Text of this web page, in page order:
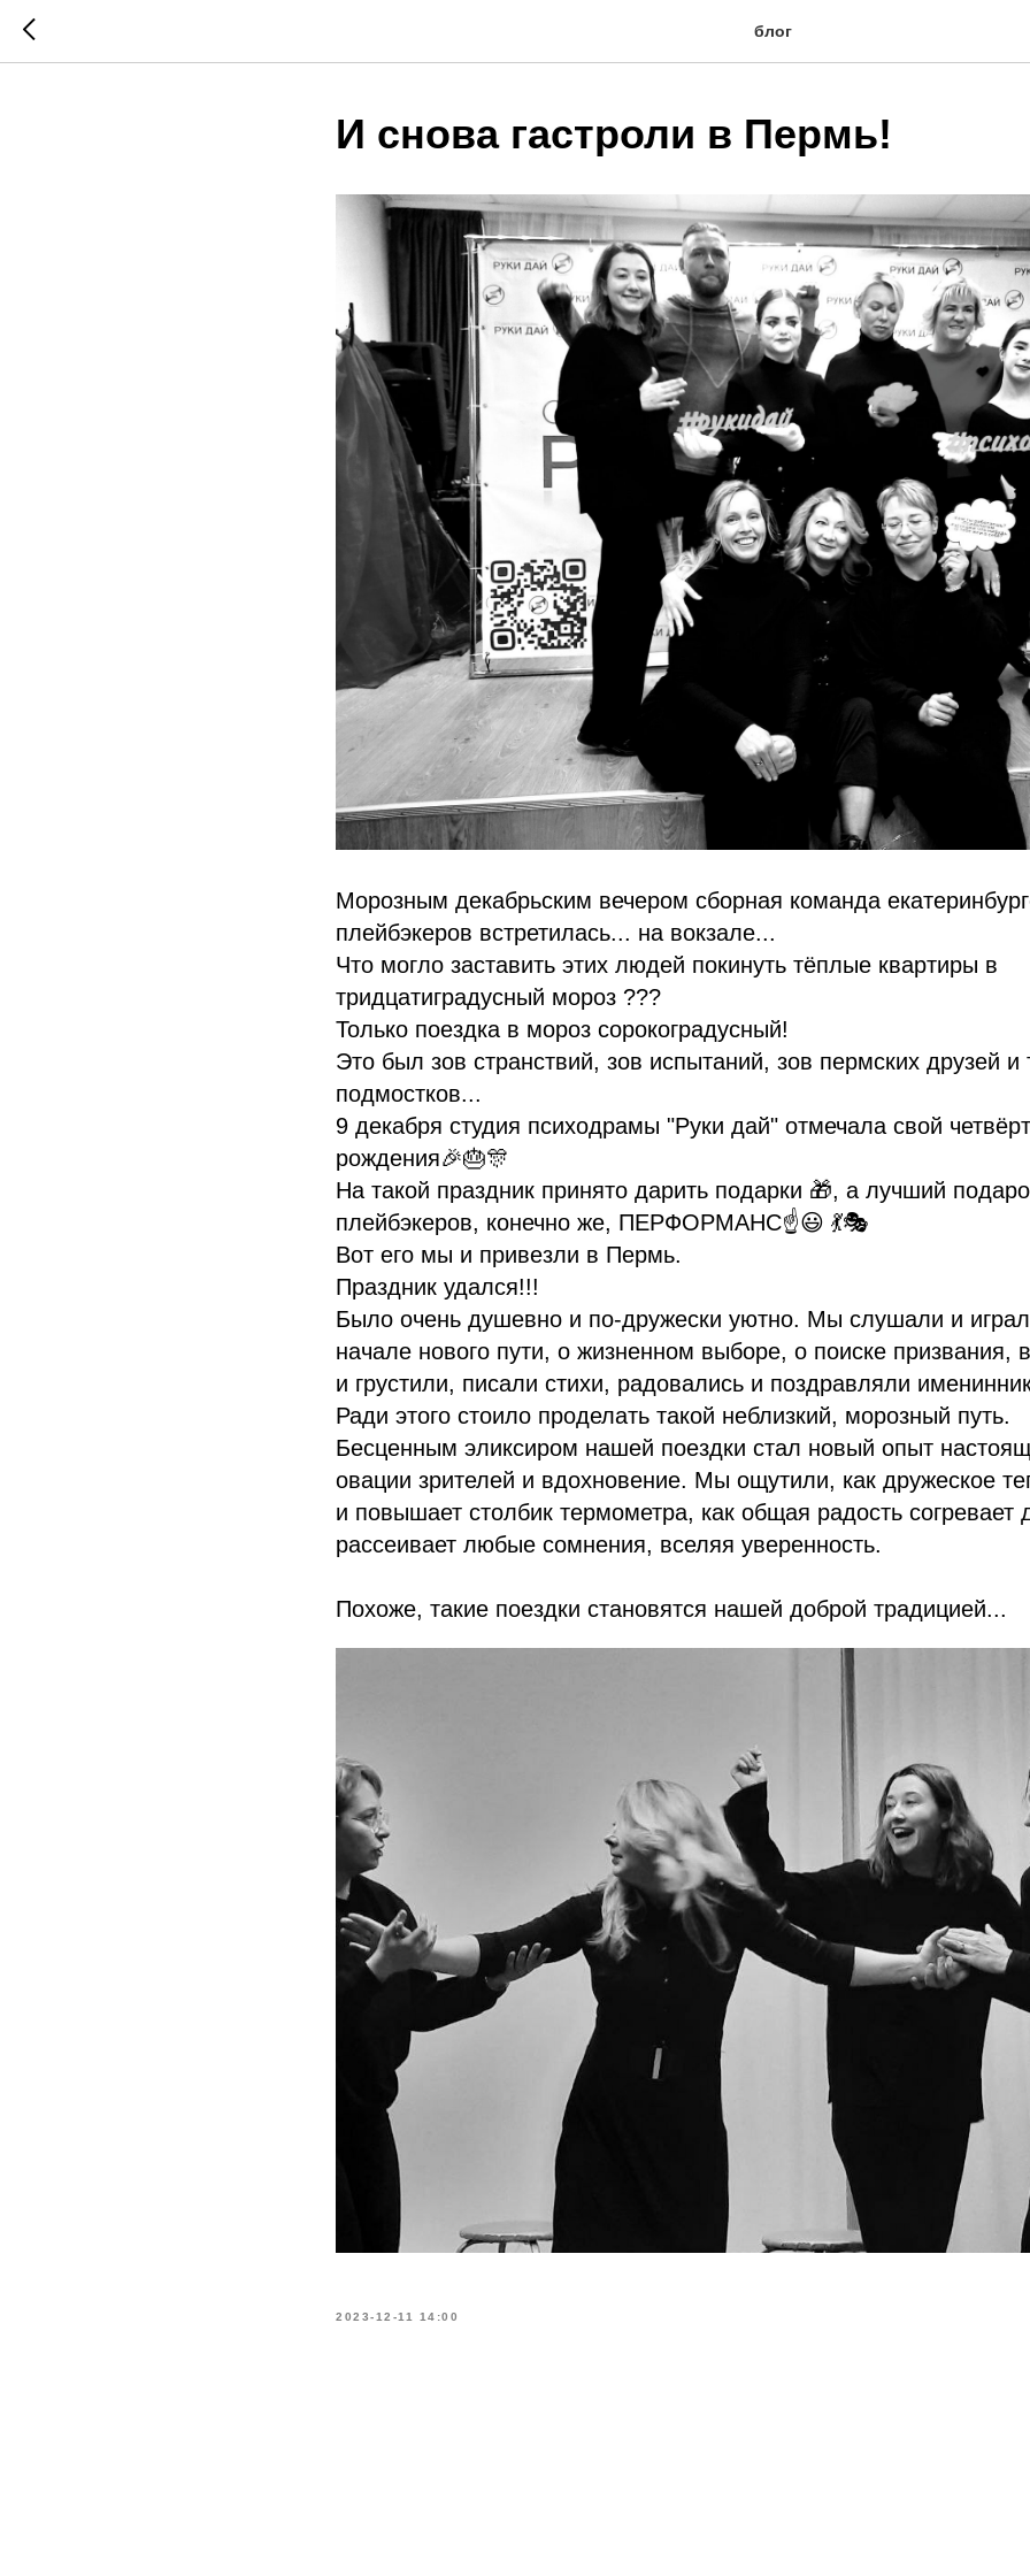
блог
И снова гастроли в Пермь!
Морозным декабрьским вечером сборная команда
плейбэкеров встретилась... на вокзале...
Что могло заставить этих людей покинуть тёплые квартиры в
тридцатиградусный мороз ???
Только поездка в мороз сорокоградусный!
Это был зов странствий, зов испытаний, зов пермских друзей и
подмостков...
9 декабря студия психодрамы "Руки дай" отмечала свой
рождения🎉🎂🎊
На такой праздник принято дарить подарки 🎁, а лучший
плейбэкеров, конечно же, ПЕРФОРМАНС☝️😃 💃🎭
Вот его мы и привезли в Пермь.
Праздник удался!!!
Было очень душевно и по-дружески уютно. Мы слушали и
начале нового пути, о жизненном выборе, о поиске призвания,
и грустили, писали стихи, радовались и поздравляли
Ради этого стоило проделать такой неблизкий, морозный путь.
Бесценным эликсиром нашей поездки стал новый опыт
овации зрителей и вдохновение. Мы ощутили, как дружеское
и повышает столбик термометра, как общая радость согревает
рассеивает любые сомнения, вселяя уверенность.
Похоже, такие поездки становятся нашей доброй традицией...
2023-12-11 14:00